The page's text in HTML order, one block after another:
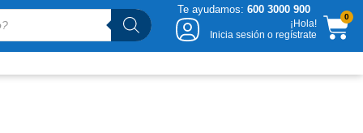
Te ayudamos: 600 3000 900
¡Hola!
Inicia sesión o regístrate
0